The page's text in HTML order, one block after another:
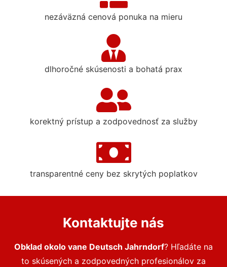
nezáväzná cenová ponuka na mieru
dlhoročné skúsenosti a bohatá prax
korektný prístup a zodpovednosť za služby
transparentné ceny bez skrytých poplatkov
Kontaktujte nás
Obklad okolo vane Deutsch Jahrndorf? Hľadáte na
to skúsených a zodpovedných profesionálov za